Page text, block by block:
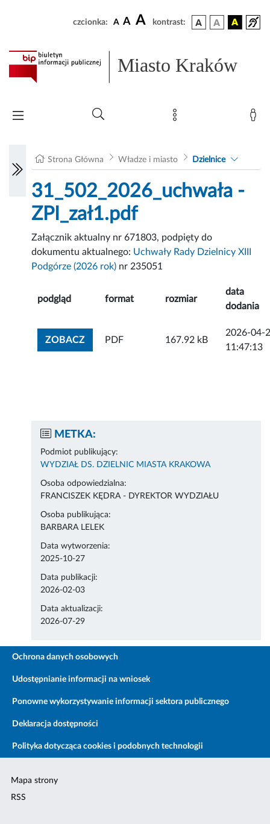
czcionka: A A A kontrast:
Miasto Kraków
Strona Główna Władze i miasto Dzielnice
31_502_2026_uchwała -
ZPI_zał1.pdf
Załącznik aktualny nr 671803, podpięty do
dokumentu aktualnego: Uchwały Rady Dzielnicy XIII
Podgórze (2026 rok) nr 235051
podgląd format rozmiar
data
dodania
ZOBACZZOBACZ ZAŁĄCZNIK
PDF 167.92 kB
2026-04-
11:47:13
METKA:
Podmiot publikujący:
WYDZIAŁ DS. DZIELNIC MIASTA KRAKOWA
Osoba odpowiedzialna:
FRANCISZEK KĘDRA - DYREKTOR WYDZIAŁU
Osoba publikująca:
BARBARA LELEK
Data wytworzenia:
2025-10-27
Data publikacji:
2026-02-03
Data aktualizacji:
2026-07-29
Ochrona danych osobowych
Udostępnianie informacji na wniosek
Ponowne wykorzystywanie informacji sektora publicznego
Deklaracja dostępności
Polityka dotycząca cookies i podobnych technologii
Mapa strony
RSS